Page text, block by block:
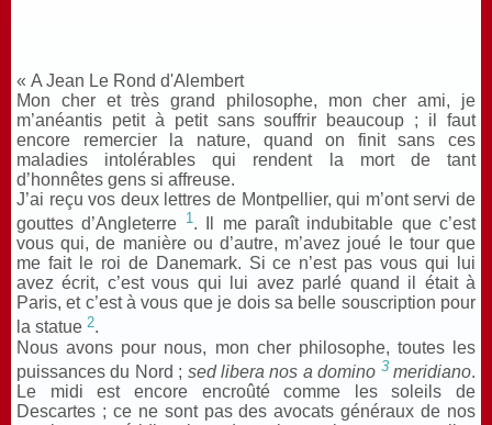
« A Jean Le Rond d'Alembert
Mon cher et très grand philosophe, mon cher ami, je
m’anéantis petit à petit sans souffrir beaucoup ; il faut
encore remercier la nature, quand on finit sans ces
maladies intolérables qui rendent la mort de tant
d’honnêtes gens si affreuse.
J’ai reçu vos deux lettres de Montpellier, qui m’ont servi de
gouttes d’Angleterre 1. Il me paraît indubitable que c’est
vous qui, de manière ou d’autre, m’avez joué le tour que
me fait le roi de Danemark. Si ce n’est pas vous qui lui
avez écrit, c’est vous qui lui avez parlé quand il était à
Paris, et c’est à vous que je dois sa belle souscription pour
la statue 2.
Nous avons pour nous, mon cher philosophe, toutes les
puissances du Nord ; sed libera nos a domino 3meridiano.
Le midi est encore encroûté comme les soleils de
Descartes ; ce ne sont pas des avocats généraux de nos